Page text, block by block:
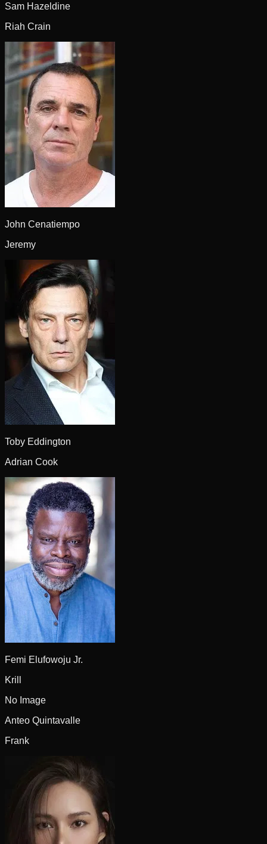
Sam Hazeldine
Riah Crain
John Cenatiempo
Jeremy
Toby Eddington
Adrian Cook
Femi Elufowoju Jr.
Krill
No Image
Anteo Quintavalle
Frank